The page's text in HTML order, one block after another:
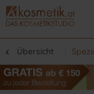
Übersicht